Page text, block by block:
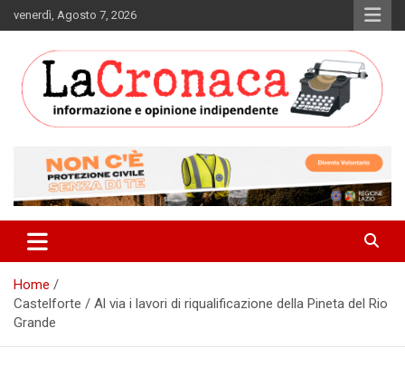
to
venerdì, Agosto 7, 2026
La Cronaca Quotidiano
Home
Castelforte / Al via i lavori di riqualificazione della Pineta del Rio
Grande